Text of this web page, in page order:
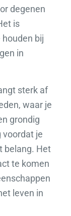
degenen
is
bij
in
sterk af
waar je
grondig
voordat je
belang. Het
te komen
leven in